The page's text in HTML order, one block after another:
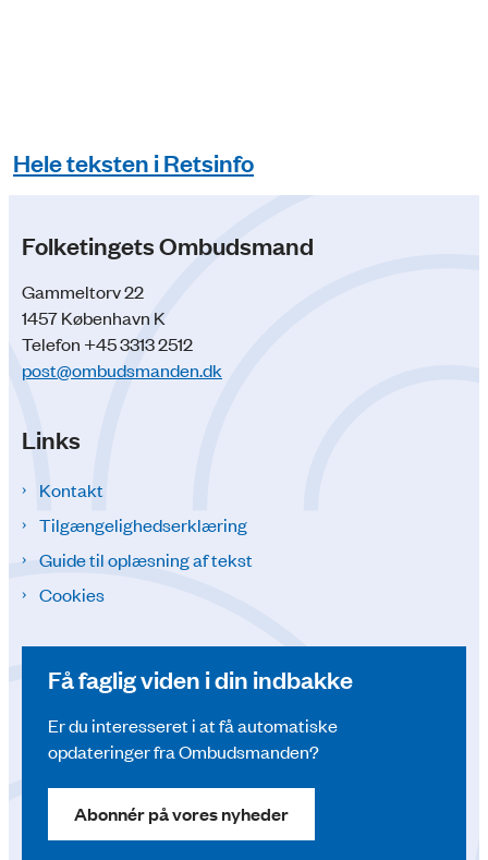
Hele teksten i Retsinfo
Folketingets Ombudsmand
Gammeltorv 22
1457 København K
Telefon +45 3313 2512
post@ombudsmanden.dk
Links
Kontakt
Tilgængelighedserklæring
Guide til oplæsning af tekst
Cookies
Få faglig viden i din indbakke
Er du interesseret i at få automatiske
opdateringer fra Ombudsmanden?
Abonnér på vores nyheder